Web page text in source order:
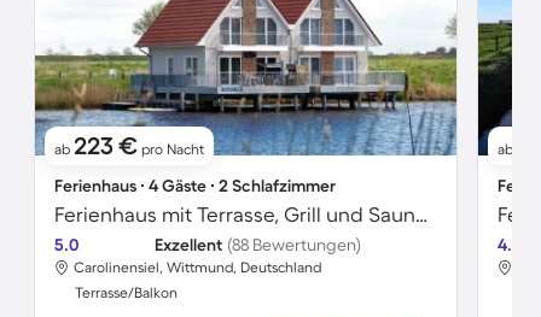
ab 223 € pro Nacht
Ferienhaus ∙ 4 Gäste ∙ 2 Schlafzimmer
Ferienhaus mit Terrasse, Grill und Sauna | Seeblick
5.0 Exzellent (88 Bewertungen)
Carolinensiel, Wittmund, Deutschland
Terrasse/Balkon
ab
4.7